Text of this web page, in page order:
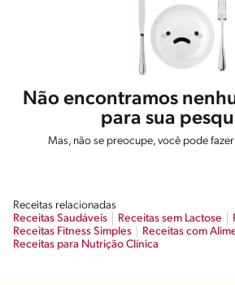
Não encontramos
para sua
Mas, não se preocupe, você pode
Receitas relacionadas
Receitas Saudáveis
Receitas sem Lactose
Receitas Fitness Simples
Receitas com
Receitas para Nutrição Clínica